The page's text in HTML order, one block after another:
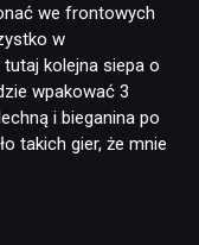
we frontowych
w
kolejna siepa o
wpakować 3
i bieganina po
takich gier, że mnie